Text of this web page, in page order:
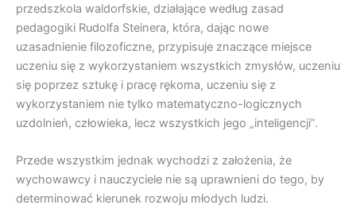
przedszkola waldorfskie, działające według zasad
pedagogiki Rudolfa Steinera, która, dając nowe
uzasadnienie filozoficzne, przypisuje znaczące miejsce
uczeniu się z wykorzystaniem wszystkich zmysłów, uczeniu
się poprzez sztukę i pracę rękoma, uczeniu się z
wykorzystaniem nie tylko matematyczno-logicznych
uzdolnień, człowieka, lecz wszystkich jego „inteligencji”.
Przede wszystkim jednak wychodzi z założenia, że
wychowawcy i nauczyciele nie są uprawnieni do tego, by
determinować kierunek rozwoju młodych ludzi.